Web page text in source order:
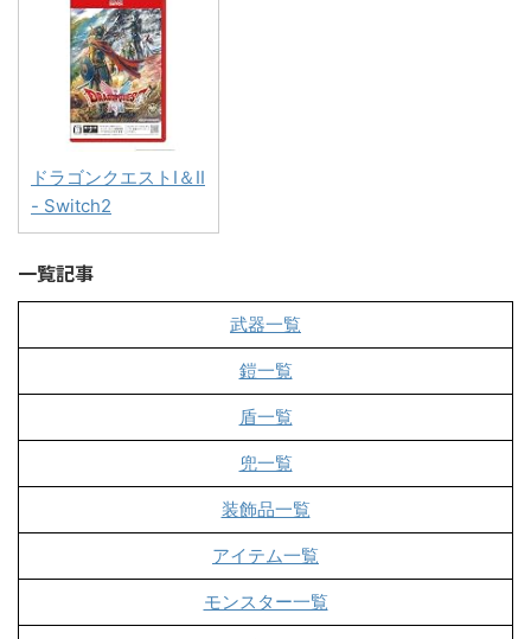
ドラゴンクエストI＆II
- Switch2
一覧記事
武器一覧
鎧一覧
盾一覧
兜一覧
装飾品一覧
アイテム一覧
モンスター一覧